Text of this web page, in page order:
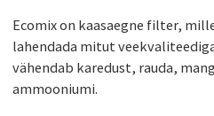
Ecomix on kaasaegne filter,
lahendada mitut
vähendab karedust, rauda,
ammooniumi.